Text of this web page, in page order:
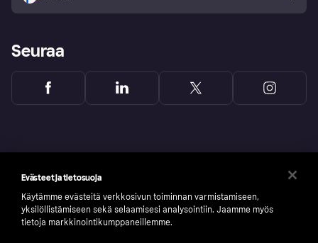
Seuraa
Evästeet ja tietosuoja
Käytämme evästeitä verkkosivun toiminnan varmistamiseen,
yksilöllistämiseen sekä selaamisesi analysointiin. Jaamme myös
tietoja markkinointikumppaneillemme.